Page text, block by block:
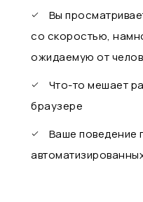
Вы
со скоростью,
ожидаемую от
Что-то мешает
браузере
Ваше поведение